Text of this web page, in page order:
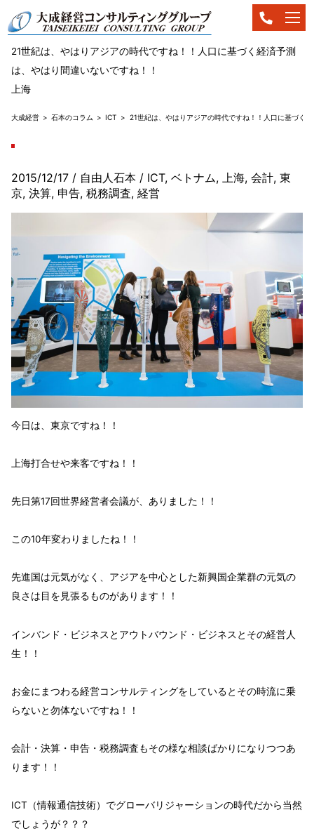
21世紀は、やはりアジアの時代ですね！！人口に基づく経済予測
は、やはり間違いないですね！！
上海
大成経営 石本のコラム ICT 21世紀は、やはりアジアの時代ですね！！人口に基づく
2015/12/17 / 自由人石本 / ICT, ベトナム, 上海, 会計, 東
京, 決算, 申告, 税務調査, 経営
今日は、東京ですね！！
上海打合せや来客ですね！！
先日第17回世界経営者会議が、ありました！！
この10年変わりましたね！！
先進国は元気がなく、 アジアを中心とした新興国企業群の元気の
良さは目を見張るものがあります！！
インバンド ・ビジネスと アウトバウンド ・ビジネスとその経営人
生！！
お金にまつわる経営コンサルティングをしているとその時流に乗
らないと勿体ないですね！！
会計・決算・申告・税務調査もその様な相談ばかりになりつつあ
ります！！
ICT（情報通信技術）でグローバリジャーションの時代だから当然
でしょうが？？？